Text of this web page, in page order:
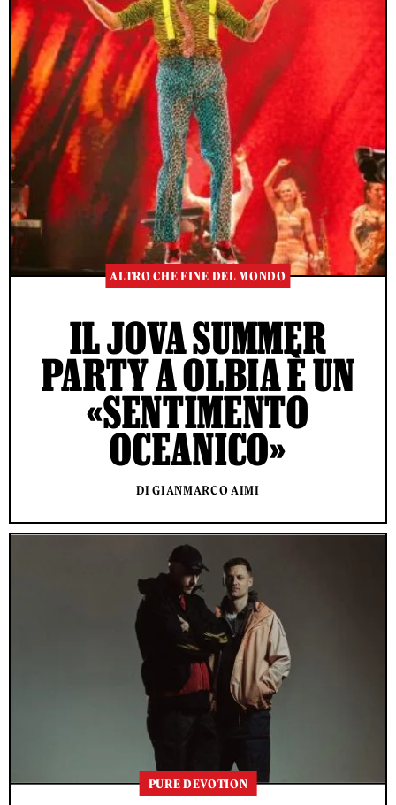
ALTRO CHE FINE DEL MONDO
IL JOVA SUMMER
PARTY A OLBIA È UN
«SENTIMENTO
OCEANICO»
DI GIANMARCO AIMI
PURE DEVOTION